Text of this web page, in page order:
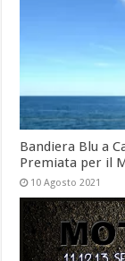
Bandiera Blu a
Premiata per il
10 Agosto 2021